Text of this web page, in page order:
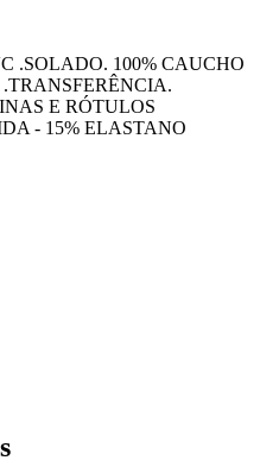
.SOLADO. 100% CAUCHO
E RÓTULOS
- 15% ELASTANO